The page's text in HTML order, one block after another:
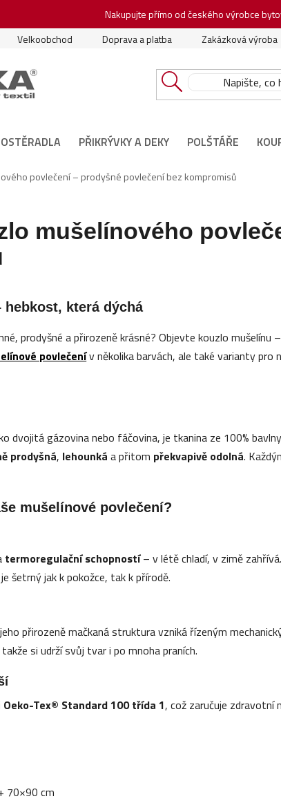
Nakupujte přímo od českého výrobce
Velkoobchod Doprava a platba Zakázková výroba
PŘIKRÝVKY A DEKY POLŠTÁŘE
povlečení – prodyšné povlečení bez kompromisů
mušelínového
která dýchá
prodyšné a přirozeně krásné? Objevte kouzlo
povlečenív několika barvách, ale také varianty pro
dvojitá gázovinanebo fáčovina, je tkanina ze 100%
prodyšná, lehounká a přitom překvapivě odolná.
mušelínové povlečení?
termoregulační schopností– v létě chladí, v zimě
šetrný jak k pokožce, tak k přírodě.
přirozeně mačkaná struktura vzniká řízeným
takže si udrží svůj tvar i po mnoha praních.
Oeko-Tex® Standard 100 třída 1, což zaručuje
70×90 cm